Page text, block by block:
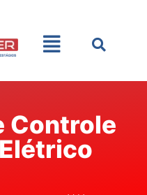
Controle